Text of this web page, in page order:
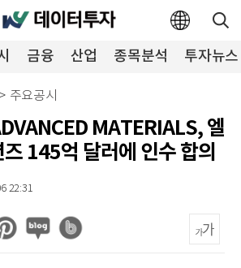
금융 산업 종목분석 투자뉴스
> 주요공시
MATERIALS, 엘
145억 달러에 인수 합의
22:31